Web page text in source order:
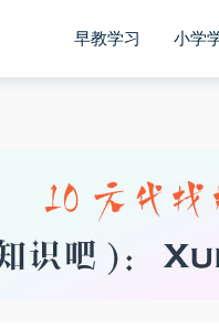
早教学习 小学